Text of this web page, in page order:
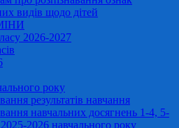
видів щодо дітей
2026-2027
року
результатів навчання
навчальних досягнень 1-4, 5-
2026 навчального року